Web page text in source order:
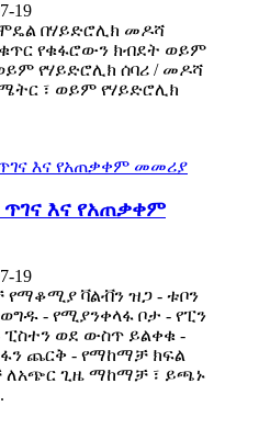
19
በሃይድሮሊክ መዶሻ
የቁፋሮውን ክብደት ወይም
የሃይድሮሊክ ሰባሪ / መዶሻ
፣ ወይም የሃይድሮሊክ
ጥገና እና የአጠቃቀም
19
ቫልቭን ዝጋ - ቱቦን
- የሚያንቀላፋ ቦታ - የፒን
ፒስተን ወደ ውስጥ ይልቀቁ -
ጨርቅ - የማከማቻ ክፍል
ለአጭር ጊዜ ማከማቻ ፣ ይጫኑ